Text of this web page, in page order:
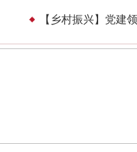
【乡村振兴】党建